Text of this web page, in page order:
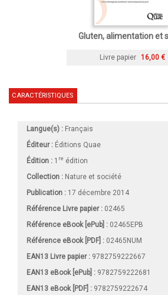
Gluten, alimentation et
Livre papier 16,00 €
CARACTÉRISTIQUES
Langue(s) : Français
Éditeur : Éditions Quae
Édition : 1 re édition
Collection : Nature et société
Publication : 17 décembre 2014
Référence Livre papier : 02465
Référence eBook [ePub] : 02465EPB
Référence eBook [PDF] : 02465NUM
EAN13 Livre papier : 9782759222667
EAN13 eBook [ePub] : 9782759222681
EAN13 eBook [PDF] : 9782759222674